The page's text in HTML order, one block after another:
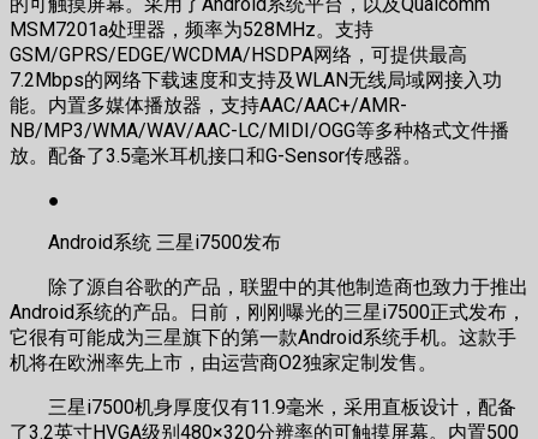
MSM7201a处理器，频率为528MHz。支持
GSM/GPRS/EDGE/WCDMA/HSDPA网络，可提供最高
7.2Mbps的网络下载速度和支持及WLAN无线局域网接入功
能。内置多媒体播放器，支持AAC/AAC+/AMR-
NB/MP3/WMA/WAV/AAC-LC/MIDI/OGG等多种格式文件播
放。配备了3.5毫米耳机接口和G-Sensor传感器。
●
Android系统 三星i7500发布
除了源自谷歌的产品，联盟中的其他制造商也致力于推出
Android系统的产品。日前，刚刚曝光的三星i7500正式发布，
它很有可能成为三星旗下的第一款Android系统手机。这款手
机将在欧洲率先上市，由运营商O2独家定制发售。
三星i7500机身厚度仅有11.9毫米，采用直板设计，配备
了3.2英寸HVGA级别480×320分辨率的可触摸屏幕。内置500